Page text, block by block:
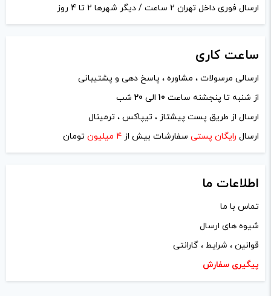
امتیاز شما*
دیدگاه شما *
نام *
ایمیل*
ارسال فوری داخل تهران 2 ساعت / دیگر شهرها 2 تا 4 روز
ساعت کاری
ارسالی مرسولات ، مشاوره ، پاسخ دهی و پشتیبانی
از شنبه تا پنجشنه ساعت 10 الی 20 شب
ارسال از طریق پست پیشتاز ، تیپاکس ، ترمینال
ارسال رایگان پستی سفارشات بیش از 4 میلیون تومان
اطلاعات ما
تماس با ما
شیوه های ارسال
قوانین ، شرایط ، گارانتی
پیگیری سفارش